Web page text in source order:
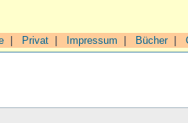
Privat Impressum Bücher|